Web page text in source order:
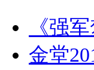
《强
金堂